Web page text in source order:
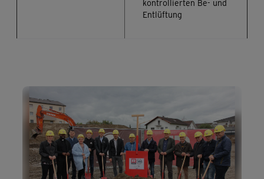
kontrollierten Be- und
Entlüftung